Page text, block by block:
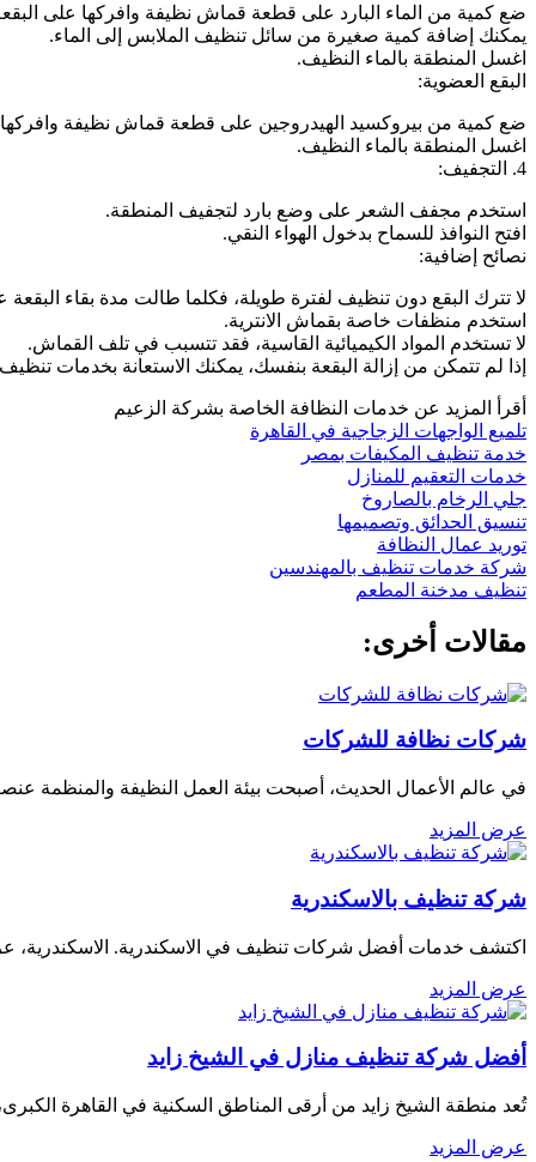
ضع كمية من الماء البارد على قطعة قماش نظيفة وافركها على
يمكنك إضافة كمية صغيرة من سائل تنظيف الملابس إلى الماء.
اغسل المنطقة بالماء النظيف.
البقع العضوية:
ضع كمية من بيروكسيد الهيدروجين على قطعة قماش نظيفة وافركها
اغسل المنطقة بالماء النظيف.
4. التجفيف:
استخدم مجفف الشعر على وضع بارد لتجفيف المنطقة.
افتح النوافذ للسماح بدخول الهواء النقي.
نصائح إضافية:
لا تترك البقع دون تنظيف لفترة طويلة، فكلما طالت مدة بقاء البقعة
استخدم منظفات خاصة بقماش الانترية.
لا تستخدم المواد الكيميائية القاسية، فقد تتسبب في تلف القماش.
إذا لم تتمكن من إزالة البقعة بنفسك، يمكنك الاستعانة بخدمات
أقرأ المزيد عن خدمات النظافة الخاصة بشركة الزعيم
تلميع الواجهات الزجاجية في القاهرة
خدمة تنظيف المكيفات بمصر
خدمات التعقيم للمنازل
جلي الرخام بالصاروخ
تنسيق الحدائق وتصميمها
توريد عمال النظافة
شركة خدمات تنظيف بالمهندسين
تنظيف مدخنة المطعم
مقالات أخرى:
شركات نظافة للشركات
في عالم الأعمال الحديث، أصبحت بيئة العمل النظيفة والمنظمة
عرض المزيد
شركة تنظيف بالاسكندرية
اكتشف خدمات أفضل شركات تنظيف في الاسكندرية. الاسكندرية،
عرض المزيد
أفضل شركة تنظيف منازل في الشيخ زايد
تُعد منطقة الشيخ زايد من أرقى المناطق السكنية في القاهرة
عرض المزيد